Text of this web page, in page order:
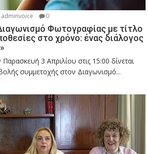
adminvoice 0
Φωτογραφίας με τίτλο
στο χρόνο: ένας διάλογος
3 Απριλίου στις 15:00 δίνεται
συμμετοχής στον Διαγωνισμό...